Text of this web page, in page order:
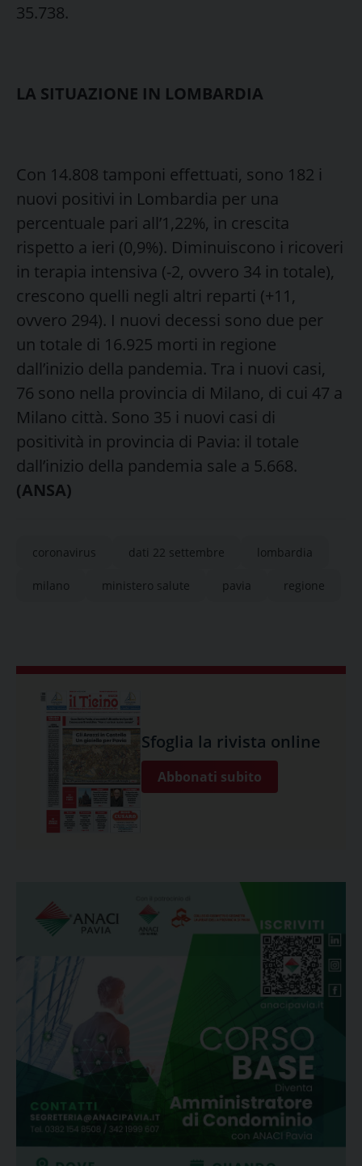
35.738.
LA SITUAZIONE IN LOMBARDIA
Con 14.808 tamponi effettuati, sono 182 i
nuovi positivi in Lombardia per una
percentuale pari all’1,22%, in crescita
rispetto a ieri (0,9%). Diminuiscono i ricoveri
in terapia intensiva (-2, ovvero 34 in totale),
crescono quelli negli altri reparti (+11,
ovvero 294). I nuovi decessi sono due per
un totale di 16.925 morti in regione
dall’inizio della pandemia. Tra i nuovi casi,
76 sono nella provincia di Milano, di cui 47 a
Milano città. Sono 35 i nuovi casi di
positività in provincia di Pavia: il totale
dall’inizio della pandemia sale a 5.668.
(ANSA)
coronavirus dati 22 settembre lombardia
milano ministero salute pavia regione
Sfoglia la rivista online
Abbonati subito